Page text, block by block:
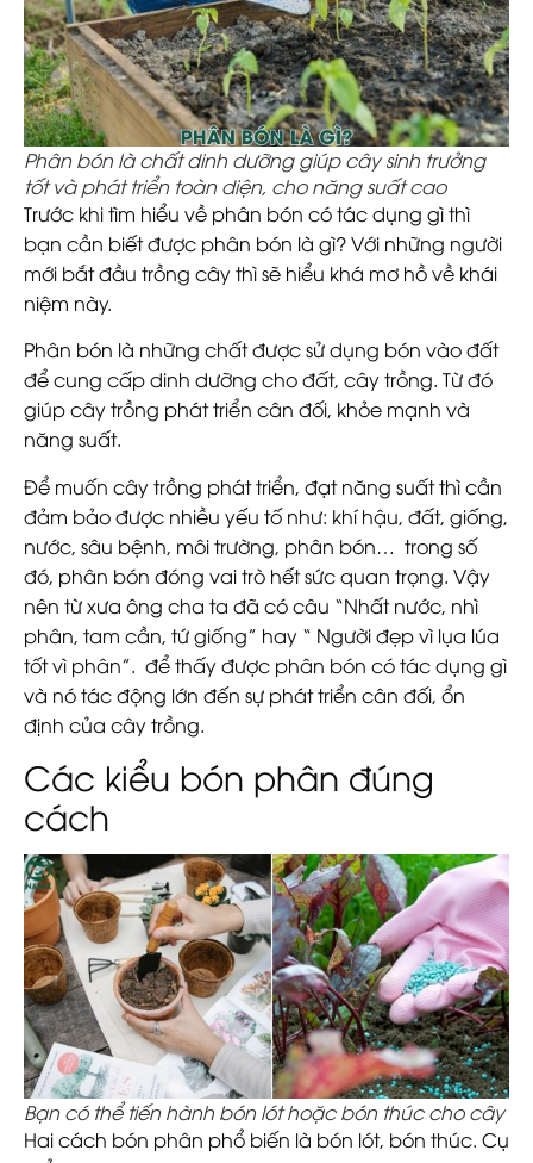
Phân bón là chất dinh dưỡng giúp cây sinh trưởng
tốt và phát triển toàn diện, cho năng suất cao
Trước khi tìm hiểu về phân bón có tác dụng gì thì
bạn cần biết được phân bón là gì? Với những người
mới bắt đầu trồng cây thì sẽ hiểu khá mơ hồ về khái
niệm này.
Phân bón là những chất được sử dụng bón vào đất
để cung cấp dinh dưỡng cho đất, cây trồng. Từ đó
giúp cây trồng phát triển cân đối, khỏe mạnh và
năng suất.
Để muốn cây trồng phát triển, đạt năng suất thì cần
đảm bảo được nhiều yếu tố như: khí hậu, đất, giống,
nước, sâu bệnh, môi trường, phân bón… trong số
đó, phân bón đóng vai trò hết sức quan trọng. Vậy
nên từ xưa ông cha ta đã có câu “Nhất nước, nhì
phân, tam cần, tứ giống” hay “ Người đẹp vì lụa lúa
tốt vì phân”. để thấy được phân bón có tác dụng gì
và nó tác động lớn đến sự phát triển cân đối, ổn
định của cây trồng.
Các kiểu bón phân đúng
cách
Bạn có thể tiến hành bón lót hoặc bón thúc cho cây
Hai cách bón phân phổ biến là bón lót, bón thúc. Cụ